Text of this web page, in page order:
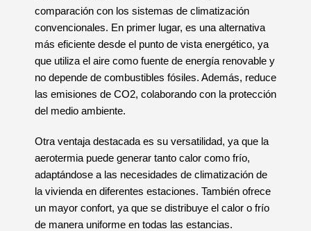
comparación con los sistemas de climatización
convencionales. En primer lugar, es una alternativa
más eficiente desde el punto de vista energético, ya
que utiliza el aire como fuente de energía renovable y
no depende de combustibles fósiles. Además, reduce
las emisiones de CO2, colaborando con la protección
del medio ambiente.
Otra ventaja destacada es su versatilidad, ya que la
aerotermia puede generar tanto calor como frío,
adaptándose a las necesidades de climatización de
la vivienda en diferentes estaciones. También ofrece
un mayor confort, ya que se distribuye el calor o frío
de manera uniforme en todas las estancias.